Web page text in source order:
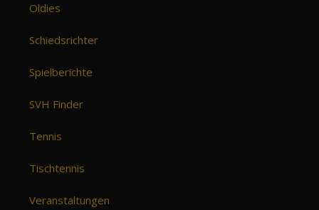
Oldies
Schiedsrichter
Spielberichte
SVH Finder
Tennis
Tischtennis
Veranstaltungen